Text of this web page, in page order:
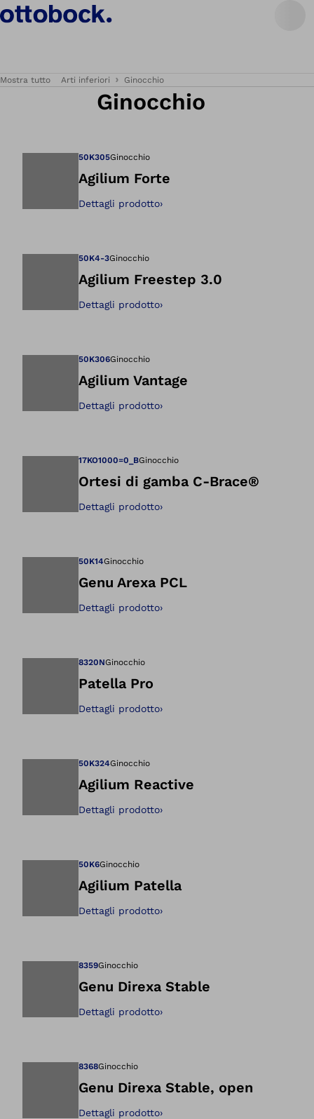
Mostra tutto Arti inferiori Ginocchio
Ginocchio
50K305Ginocchio
Agilium Forte
Dettagli prodotto›
50K4-3Ginocchio
Agilium Freestep 3.0
Dettagli prodotto›
50K306Ginocchio
Agilium Vantage
Dettagli prodotto›
17KO1000=0_BGinocchio
Ortesi di gamba C-Brace®
Dettagli prodotto›
50K14Ginocchio
Genu Arexa PCL
Dettagli prodotto›
8320NGinocchio
Patella Pro
Dettagli prodotto›
50K324Ginocchio
Agilium Reactive
Dettagli prodotto›
50K6Ginocchio
Agilium Patella
Dettagli prodotto›
8359Ginocchio
Genu Direxa Stable
Dettagli prodotto›
8368Ginocchio
Genu Direxa Stable, open
Dettagli prodotto›